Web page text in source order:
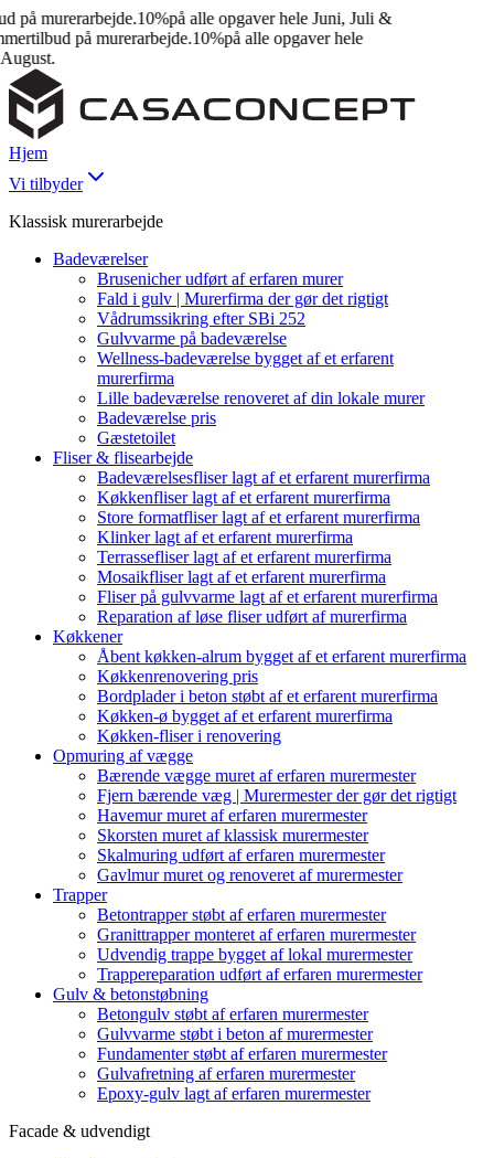
murerarbejde.10%på alle opgaver hele Juni, Juli &
på murerarbejde.10%på alle opgaver hele
Hjem
Vi tilbyder
Klassisk murerarbejde
Badeværelser
Brusenicher udført af erfaren murer
Fald i gulv | Murerfirma der gør det rigtigt
Vådrumssikring efter SBi 252
Gulvvarme på badeværelse
Wellness-badeværelse bygget af et erfarent
murerfirma
Lille badeværelse renoveret af din lokale murer
Badeværelse pris
Gæstetoilet
Fliser & flisearbejde
Badeværelsesfliser lagt af et erfarent murerfirma
Køkkenfliser lagt af et erfarent murerfirma
Store formatfliser lagt af et erfarent murerfirma
Klinker lagt af et erfarent murerfirma
Terrassefliser lagt af et erfarent murerfirma
Mosaikfliser lagt af et erfarent murerfirma
Fliser på gulvvarme lagt af et erfarent murerfirma
Reparation af løse fliser udført af murerfirma
Køkkener
Åbent køkken-alrum bygget af et erfarent murerfirma
Køkkenrenovering pris
Bordplader i beton støbt af et erfarent murerfirma
Køkken-ø bygget af et erfarent murerfirma
Køkken-fliser i renovering
Opmuring af vægge
Bærende vægge muret af erfaren murermester
Fjern bærende væg | Murermester der gør det rigtigt
Havemur muret af erfaren murermester
Skorsten muret af klassisk murermester
Skalmuring udført af erfaren murermester
Gavlmur muret og renoveret af murermester
Trapper
Betontrapper støbt af erfaren murermester
Granittrapper monteret af erfaren murermester
Udvendig trappe bygget af lokal murermester
Trappereparation udført af erfaren murermester
Gulv & betonstøbning
Betongulv støbt af erfaren murermester
Gulvvarme støbt i beton af murermester
Fundamenter støbt af erfaren murermester
Gulvafretning af erfaren murermester
Epoxy-gulv lagt af erfaren murermester
Facade & udvendigt